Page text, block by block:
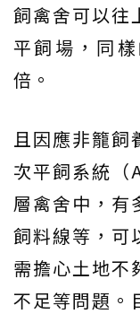
飼禽舍可以往
平飼場，同
倍。
且因應非籠飼
次平飼系統
層禽舍中，有
飼料線等，可
需擔心土地不
不足等問題。